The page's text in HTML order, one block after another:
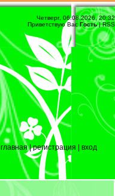
Четверг, 06.08.2026, 20:32
Приветствую Вас Гость|RSS
главная|регистрация вход